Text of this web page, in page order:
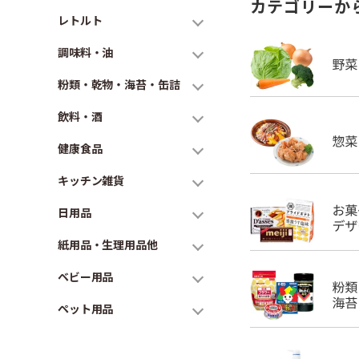
レトルト
調味料・油
粉類・乾物・海苔・缶詰
飲料・酒
健康食品
キッチン雑貨
日用品
紙用品・生理用品他
ベビー用品
ペット用品
カテゴリーか